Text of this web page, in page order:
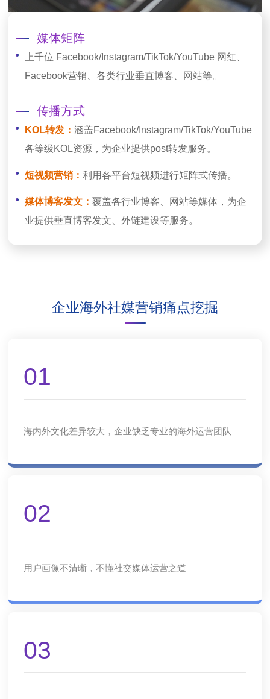
媒体矩阵
上千位 Facebook/Instagram/TikTok/YouTube 网红、
Facebook营销、各类行业垂直博客、网站等。
传播方式
KOL转发：涵盖Facebook/Instagram/TikTok/YouTube
各等级KOL资源，为企业提供post转发服务。
短视频营销：利用各平台短视频进行矩阵式传播。
媒体博客发文：覆盖各行业博客、网站等媒体，为企
业提供垂直博客发文、外链建设等服务。
企业海外社媒营销痛点挖掘
01
海内外文化差异较大，企业缺乏专业的海外运营团队
02
用户画像不清晰，不懂社交媒体运营之道
03